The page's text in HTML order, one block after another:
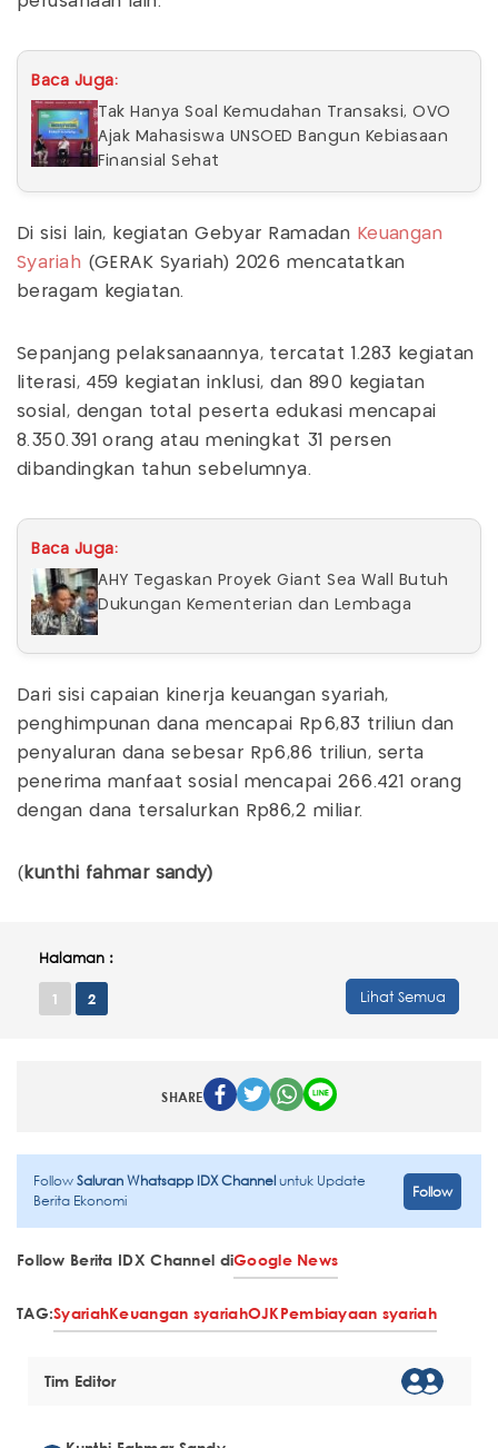
Baca Juga:
Tak Hanya Soal Kemudahan Transaksi, OVO
Ajak Mahasiswa UNSOED Bangun Kebiasaan
Finansial Sehat
Di sisi lain, kegiatan Gebyar Ramadan Keuangan
Syariah (GERAK Syariah) 2026 mencatatkan
beragam kegiatan.
Sepanjang pelaksanaannya, tercatat 1.283 kegiatan
literasi, 459 kegiatan inklusi, dan 890 kegiatan
sosial, dengan total peserta edukasi mencapai
8.350.391 orang atau meningkat 31 persen
dibandingkan tahun sebelumnya.
Baca Juga:
AHY Tegaskan Proyek Giant Sea Wall Butuh
Dukungan Kementerian dan Lembaga
Dari sisi capaian kinerja keuangan syariah,
penghimpunan dana mencapai Rp6,83 triliun dan
penyaluran dana sebesar Rp6,86 triliun, serta
penerima manfaat sosial mencapai 266.421 orang
dengan dana tersalurkan Rp86,2 miliar.
( kunthi fahmar sandy)
Halaman :
1 2 Lihat Semua
SHARE
FollowSaluran Whatsapp IDX Channeluntuk Update
Berita Ekonomi
Follow
Follow Berita IDX Channel diGoogle News
TAG:SyariahKeuangan syariahOJKPembiayaan syariah
Tim Editor